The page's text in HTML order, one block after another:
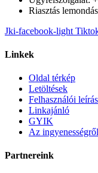
Riasztás
Jki-facebook-light
Linkek
Oldal térkép
Letöltések
Felhasználói
Linkajánló
GYIK
Az ingyenességről
Partnereink